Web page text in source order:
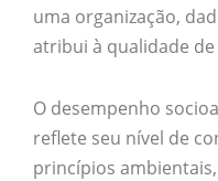
uma organização,
atribui à qualidade de
O desempenho
reflete seu nível de
princípios